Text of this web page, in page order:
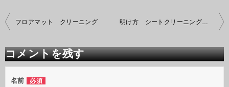
投
稿
ビ
ゲ
ー
シ
フロアマット クリーニング 明け方 シートクリーニング ６脚
コメントを残す
名前 必須